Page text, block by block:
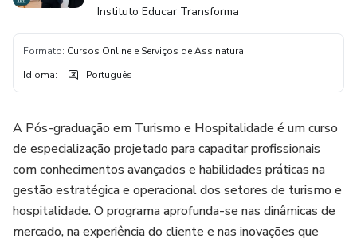
Instituto Educar Transforma
Formato: Cursos Online e Serviços de Assinatura
Idioma: Português
A Pós-graduação em Turismo e Hospitalidade é um curso
de especialização projetado para capacitar profissionais
com conhecimentos avançados e habilidades práticas na
gestão estratégica e operacional dos setores de turismo e
hospitalidade. O programa aprofunda-se nas dinâmicas de
mercado, na experiência do cliente e nas inovações que